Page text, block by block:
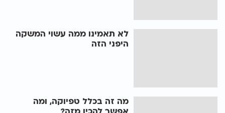
לא תאמינו ממה עשוי המשקה
היפני הזה
מה זה בכלל טפיוקה, ומה